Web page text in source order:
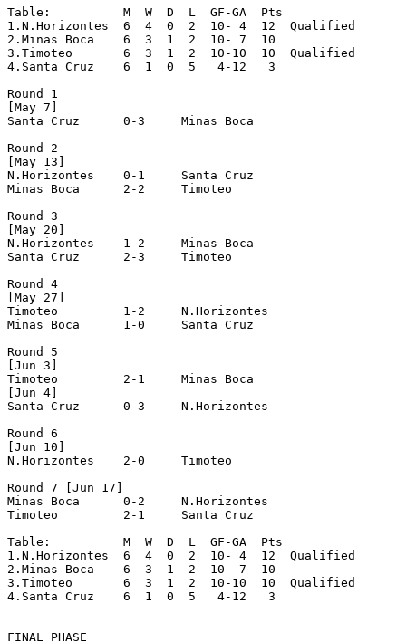
Table:		M  W  D  L  GF-GA  Pts
1.N.Horizontes  6  4  0  2  10- 4  12  Qualified
2.Minas Boca	6  3  1  2  10- 7  10
3.Timoteo	6  3  1  2  10-10  10  Qualified
4.Santa Cruz	6  1  0  5   4-12   3
Round 1
[May 7]
Santa Cruz	0-3	Minas Boca
Round 2
[May 13]
N.Horizontes	0-1	Santa Cruz
Minas Boca	2-2	Timoteo
Round 3
[May 20]
N.Horizontes	1-2	Minas Boca
Santa Cruz	2-3	Timoteo
Round 4
[May 27]
Timoteo		1-2	N.Horizontes
Minas Boca	1-0	Santa Cruz
Round 5
[Jun 3]
Timoteo		2-1	Minas Boca
[Jun 4]
Santa Cruz	0-3	N.Horizontes
Round 6
[Jun 10]
N.Horizontes	2-0	Timoteo
Round 7 [Jun 17]
Minas Boca	0-2	N.Horizontes
Timoteo		2-1	Santa Cruz
Table:		M  W  D  L  GF-GA  Pts
1.N.Horizontes  6  4  0  2  10- 4  12  Qualified
2.Minas Boca	6  3  1  2  10- 7  10
3.Timoteo	6  3  1  2  10-10  10  Qualified
4.Santa Cruz	6  1  0  5   4-12   3